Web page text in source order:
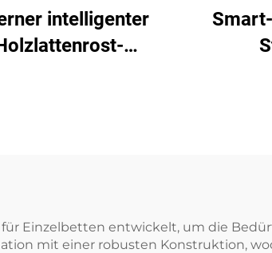
intelligenter
Einzelbetten entwickelt, um die
mit einer robusten Konstruktion,